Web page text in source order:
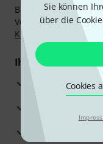
Sie können
über die
Cookies
Bezahlen Sie
Vorkasse, PayPal,
Klarna Ratenzahlung
Ihre Vorteile
3 Jahre Thomann
30 Tage Money-